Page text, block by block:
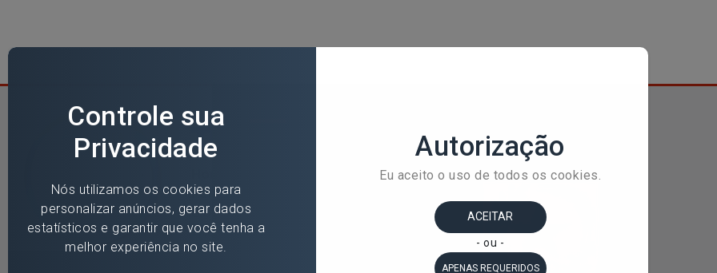
Funcionamento
8:00h às 11:30h - 13:30h às
17:00h
De segunda a sexta-feira